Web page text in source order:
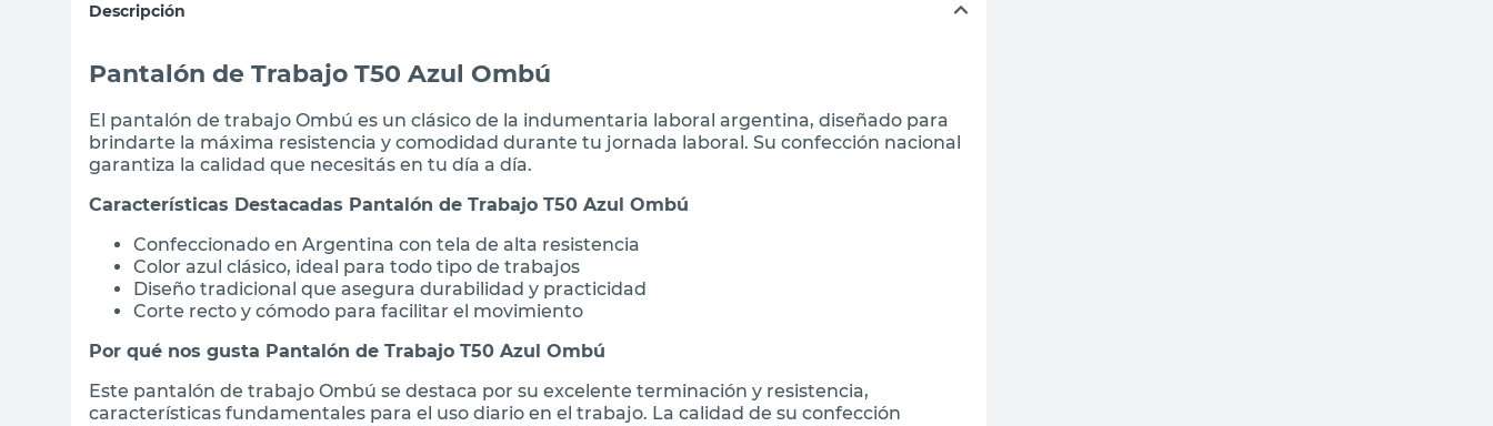
Descripción
Pantalón de Trabajo T50 Azul Ombú
El pantalón de trabajo Ombú es un clásico de la indumentaria laboral argentina, diseñado para
brindarte la máxima resistencia y comodidad durante tu jornada laboral. Su confección nacional
garantiza la calidad que necesitás en tu día a día.
Características Destacadas Pantalón de Trabajo T50 Azul Ombú
Confeccionado en Argentina con tela de alta resistencia
Color azul clásico, ideal para todo tipo de trabajos
Diseño tradicional que asegura durabilidad y practicidad
Corte recto y cómodo para facilitar el movimiento
Por qué nos gusta Pantalón de Trabajo T50 Azul Ombú
Este pantalón de trabajo Ombú se destaca por su excelente terminación y resistencia,
características fundamentales para el uso diario en el trabajo. La calidad de su confección